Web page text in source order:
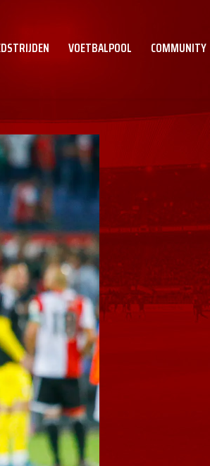
VOETBALPOOL COMMUNITY